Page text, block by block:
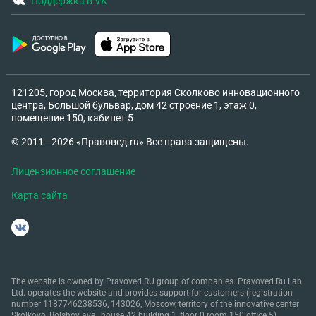
121205, город Москва, территория Сколково инновационного
центра, Большой бульвар, дом 42 строение 1, этаж 0,
помещение 150, кабинет 5
© 2011—2026 «Правовед.ru» Все права защищены.
Лицензионное соглашение
Карта сайта
The website is owned by Pravoved.RU group of companies. Pravoved.Ru Lab
Ltd. operates the website and provides support for customers (registration
number 1187746238536, 143026, Moscow, territory of the innovative center